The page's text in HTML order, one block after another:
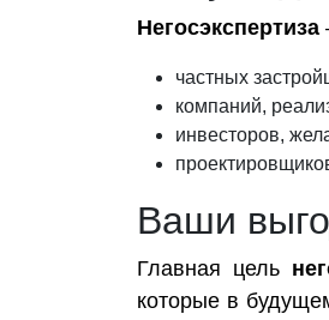
Негосэкспертиза
частных
компаний,
инвесторов,
Ваши
Главная цель
которые в